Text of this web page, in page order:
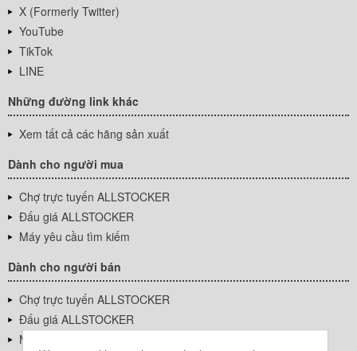
X (Formerly Twitter)
YouTube
TikTok
LINE
Những đường link khác
Xem tất cả các hãng sản xuất
Dành cho người mua
Chợ trực tuyến ALLSTOCKER
Đấu giá ALLSTOCKER
Máy yêu cầu tìm kiếm
Dành cho người bán
Chợ trực tuyến ALLSTOCKER
Đấu giá ALLSTOCKER
Máy yêu cầu tìm kiếm